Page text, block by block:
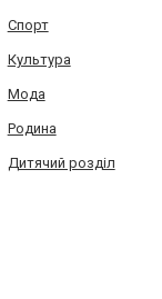
Спорт
Культура
Мода
Родина
Дитячий розділ